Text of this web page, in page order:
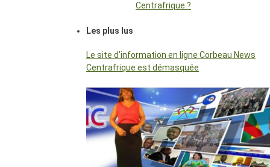
Centrafrique ?
Les plus lus
Le site d’information en ligne Corbeau News
Centrafrique est démasquée